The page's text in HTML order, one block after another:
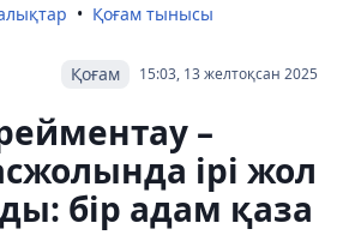
Қоғам тынысы
15:03, 13 желтоқсан 2025
Қоғам
–
ірі жол
бір адам қаза